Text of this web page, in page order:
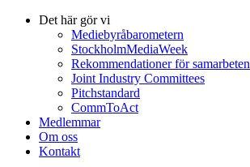
Det här gör vi
Mediebyråbarometern
StockholmMediaWeek
Rekommendationer för samarbeten
Joint Industry Committees
Pitchstandard
CommToAct
Medlemmar
Om oss
Kontakt